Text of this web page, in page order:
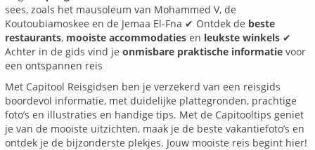
sees, zoals het mausoleum van Mohammed V, de
Koutoubiamoskee en de Jemaa El-Fna ✔ Ontdek de beste
restaurants, mooiste accommodaties en leukste winkels ✔
Achter in de gids vind je onmisbare praktische informatie voor
een ontspannen reis
Met Capitool Reisgidsen ben je verzekerd van een reisgids
boordevol informatie, met duidelijke plattegronden, prachtige
foto’s en illustraties en handige tips. Met de Capitooltips geniet
je van de mooiste uitzichten, maak je de beste vakantiefoto’s en
ontdek je de bijzonderste plekjes. Jouw mooiste reis begint hier!